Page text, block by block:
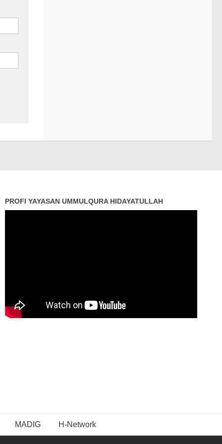
PROFI YAYASAN UMMULQURA HIDAYATULLAH
MADIG H-Network